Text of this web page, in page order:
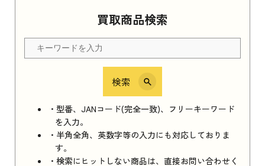
買取商品検索
検索
・型番、JANコード(完全一致)、フリーキーワード
を入力。
・半角全角、英数字等の入力にも対応しておりま
す。
・検索にヒットしない商品は、直接お問い合わせく
Apple Watch Series 11 2025 新品買取価格はこ
ちら
iPhone 16e シリーズ 2025
iPhone 16e シリーズ 2025 新品買取価格はこち
ら